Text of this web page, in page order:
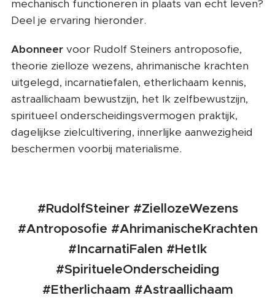
mechanisch functioneren in plaats van echt leven?
Deel je ervaring hieronder.
Abonneer voor Rudolf Steiners antroposofie,
theorie zielloze wezens, ahrimanische krachten
uitgelegd, incarnatiefalen, etherlichaam kennis,
astraallichaam bewustzijn, het Ik zelfbewustzijn,
spiritueel onderscheidingsvermogen praktijk,
dagelijkse zielcultivering, innerlijke aanwezigheid
beschermen voorbij materialisme.
#RudolfSteiner #ZiellozeWezens
#Antroposofie #AhrimanischeKrachten
#IncarnatiFalen #HetIk
#SpiritueleOnderscheiding
#Etherlichaam #Astraallichaam